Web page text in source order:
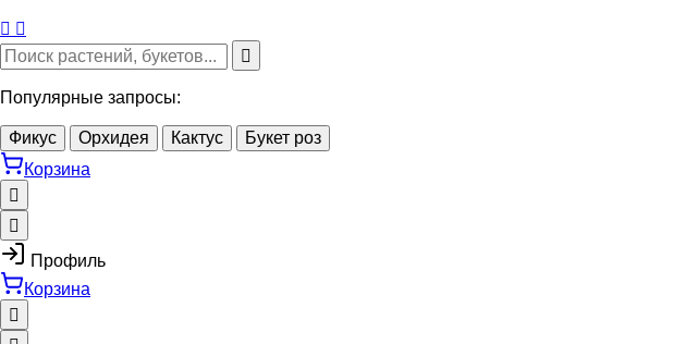
Популярные запросы:
Фикус Орхидея Кактус
Букет роз
Корзина
Профиль
Корзина